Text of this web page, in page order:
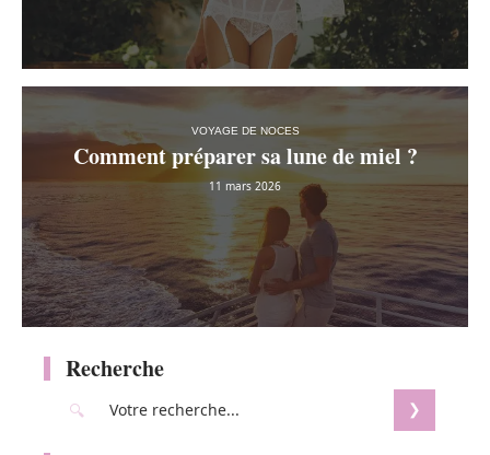
VOYAGE DE NOCES
Comment préparer sa lune de miel ?
11 mars 2026
Recherche